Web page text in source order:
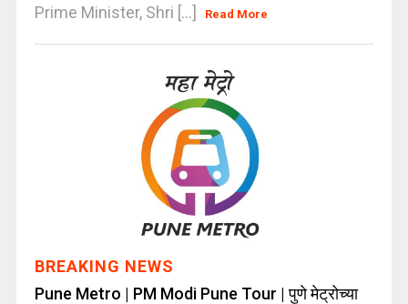
Prime Minister, Shri [...]
Read More
BREAKING NEWS
Pune Metro | PM Modi Pune Tour | पुणे मेट्रोच्या